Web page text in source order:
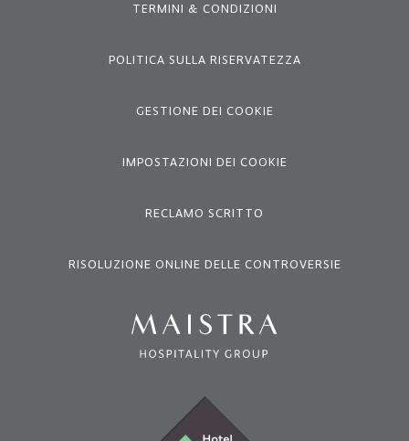
TERMINI & CONDIZIONI
POLITICA SULLA RISERVATEZZA
GESTIONE DEI COOKIE
IMPOSTAZIONI DEI COOKIE
RECLAMO SCRITTO
RISOLUZIONE ONLINE DELLE CONTROVERSIE